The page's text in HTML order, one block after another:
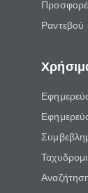
Ραντεβού